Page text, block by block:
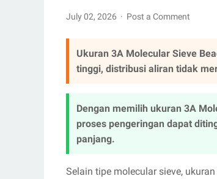
July 02, 2026 Post a Comment
Ukuran 3A Molecular Sieve
tinggi, distribusi aliran tidak
Dengan memilih ukuran 3A
proses pengeringan dapat
panjang.
Selain tipe molecular sieve,